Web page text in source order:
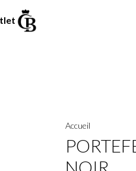
Accueil